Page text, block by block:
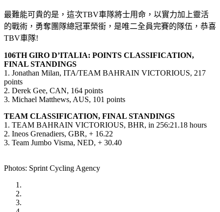
最難能可貴的是，這次TBV車隊將士用命，以實力加上靈活
的戰術，勇奪團隊總冠軍榮銜，是唯二全員完賽的隊伍，恭喜
TBV車隊!
106TH GIRO D’ITALIA: POINTS CLASSIFICATION,
FINAL STANDINGS
1. Jonathan Milan, ITA/TEAM BAHRAIN VICTORIOUS, 217
points
2. Derek Gee, CAN, 164 points
3. Michael Matthews, AUS, 101 points
TEAM CLASSIFICATION, FINAL STANDINGS
1. TEAM BAHRAIN VICTORIOUS, BHR, in 256:21.18 hours
2. Ineos Grenadiers, GBR, + 16.22
3. Team Jumbo Visma, NED, + 30.40
Photos: Sprint Cycling Agency